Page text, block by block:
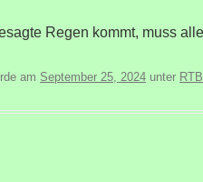
Regen kommt, muss
am September 25, 2024 unter RTB